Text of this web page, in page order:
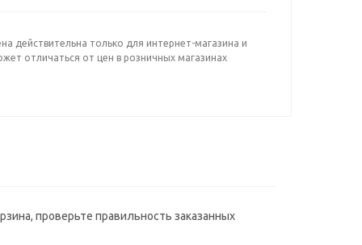
действительна только для интернет-магазина и
отличаться от цен в розничных магазинах
проверьте правильность заказанных